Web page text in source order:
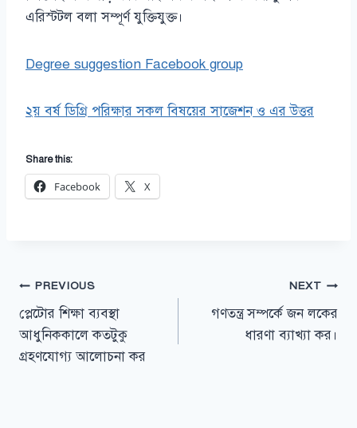
এরিস্টটল বলা সম্পূর্ণ যুক্তিযুক্ত।
Degree suggestion Facebook group
২য় বর্ষ ডিগ্রি পরিক্ষার সকল বিষয়ের সাজেশন ও এর উত্তর
Share this:
Facebook X
Post
navigation
PREVIOUS
প্লেটোর শিক্ষা ব্যবস্থা
আধুনিককালে কতটুকু
গ্রহণযোগ্য আলোচনা কর
NEXT
গণতন্ত্র সম্পর্কে জন লকের
ধারণা ব্যাখ্যা কর।